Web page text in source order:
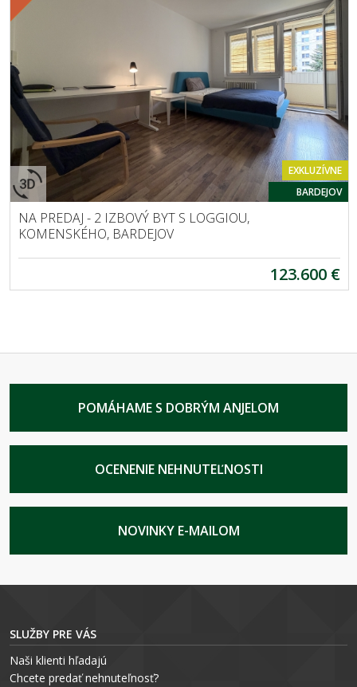
EXKLUZÍVNE
BARDEJOV
NA PREDAJ - 2 IZBOVÝ BYT S LOGGIOU,
KOMENSKÉHO, BARDEJOV
123.600 €
POMÁHAME S DOBRÝM ANJELOM
OCENENIE NEHNUTEĽNOSTI
NOVINKY E-MAILOM
SLUŽBY PRE VÁS
Naši klienti hľadajú
Chcete predať nehnuteľnosť?